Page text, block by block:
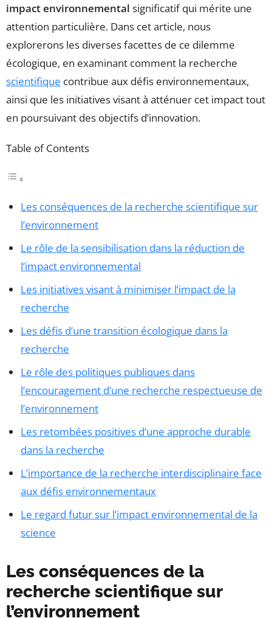
impact environnemental significatif qui mérite une
attention particulière. Dans cet article, nous
explorerons les diverses facettes de ce dilemme
écologique, en examinant comment la recherche
scientifique contribue aux défis environnementaux,
ainsi que les initiatives visant à atténuer cet impact tout
en poursuivant des objectifs d’innovation.
Table of Contents
Les conséquences de la recherche scientifique sur
l’environnement
Le rôle de la sensibilisation dans la réduction de
l’impact environnemental
Les initiatives visant à minimiser l’impact de la
recherche
Les défis d’une transition écologique dans la
recherche
Le rôle des politiques publiques dans
l’encouragement d’une recherche respectueuse de
l’environnement
Les retombées positives d’une approche durable
dans la recherche
L’importance de la recherche interdisciplinaire face
aux défis environnementaux
Le regard futur sur l’impact environnemental de la
science
Les conséquences de la
recherche scientifique sur
l’environnement